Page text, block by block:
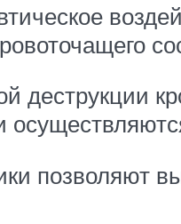
деструкции
позволяют